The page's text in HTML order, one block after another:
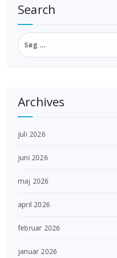
Search
Søg
efter:
Archives
juli 2026
juni 2026
maj 2026
april 2026
februar 2026
januar 2026